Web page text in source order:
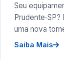
Seu
uma nova
Saiba Mais